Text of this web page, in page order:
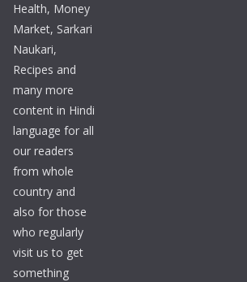
Health, Money
Market, Sarkari
Naukari,
Recipes and
many more
content in Hindi
language for all
our readers
from whole
country and
also for those
who regularly
visit us to get
something